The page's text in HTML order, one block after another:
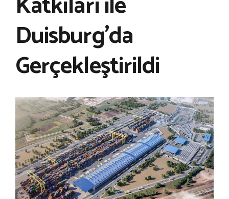
Duisburg’da
Gerçekleştirildi